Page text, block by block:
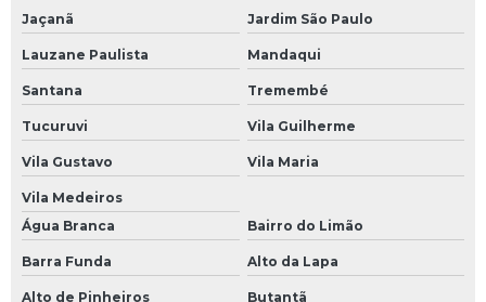
Manutenção equipamentos eletrônicos industriais
Manutenção inversor de frequência
Manutenção módulos eletrônicos
Manutenção preventiva de nobreak
Manutenção preventiva de ups
Manutenção preventiva em inversor
Manutenção preventiva inversor de frequência
Manutenção preventiva servo motor
Jaçanã Jardim São Paulo
Lauzane Paulista Mandaqui
Santana Tremembé
Tucuruvi Vila Guilherme
Vila Gustavo Vila Maria
Vila Medeiros
Água Branca
Bairro do Limão
Barra Funda Alto da Lapa
Alto de Pinheiros Butantã